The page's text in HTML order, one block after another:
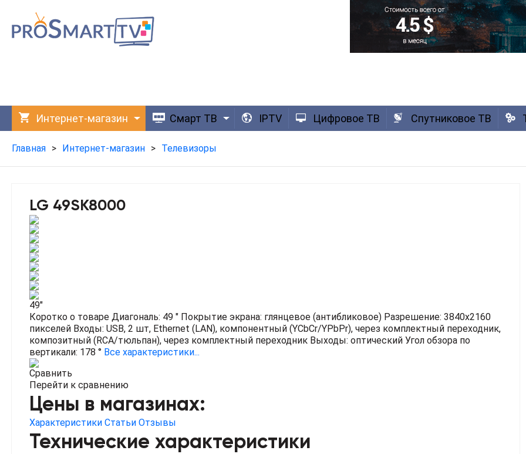
Интернет-магазин Смарт ТВ IPTV Цифровое ТВ Спутниковое ТВ
Главная > Интернет-магазин > Телевизоры
LG 49SK8000
49"
Коротко о товаре Диагональ: 49 " Покрытие экрана: глянцевое (антибликовое) Разрешение: 3840x2160
пикселей Входы: USB, 2 шт, Ethernet (LAN), компонентный (YCbCr/YPbPr), через комплектный переходник,
композитный (RCA/тюльпан), через комплектный переходник Выходы: оптический Угол обзора по
вертикали: 178 ° Все характеристики...
Сравнить
Перейти к сравнению
Цены в магазинах:
Характеристики Статьи Отзывы
Технические характеристики